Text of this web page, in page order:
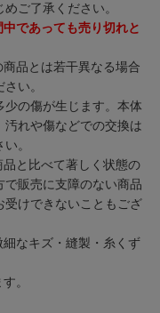
ご了承ください。
であっても売り切れと
品とは若干異なる場合
い。
の傷が生じます。本体
れや傷などでの交換は
。
と比べて著しく状態の
販売に支障のない商品
受けできないこともござ
なキズ・縫製・糸くず
。